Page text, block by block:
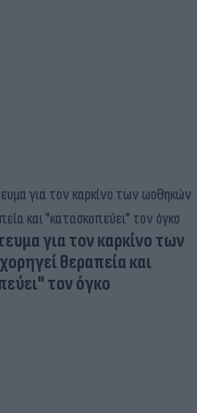
για τον καρκίνο των
θεραπεία και
τον όγκο